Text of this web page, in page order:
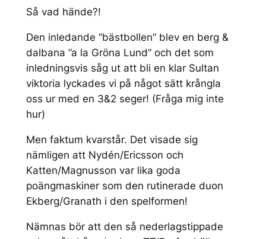
Så vad hände?!
Den inledande “bästbollen” blev en berg &
dalbana ”a la Gröna Lund” och det som
inledningsvis såg ut att bli en klar Sultan
viktoria lyckades vi på något sätt krångla
oss ur med en 3&2 seger! (Fråga mig inte
hur)
Men faktum kvarstår. Det visade sig
nämligen att Nydén/Ericsson och
Katten/Magnusson var lika goda
poängmaskiner som den rutinerade duon
Ekberg/Granath i den spelformen!
Nämnas bör att den så nederlagstippade